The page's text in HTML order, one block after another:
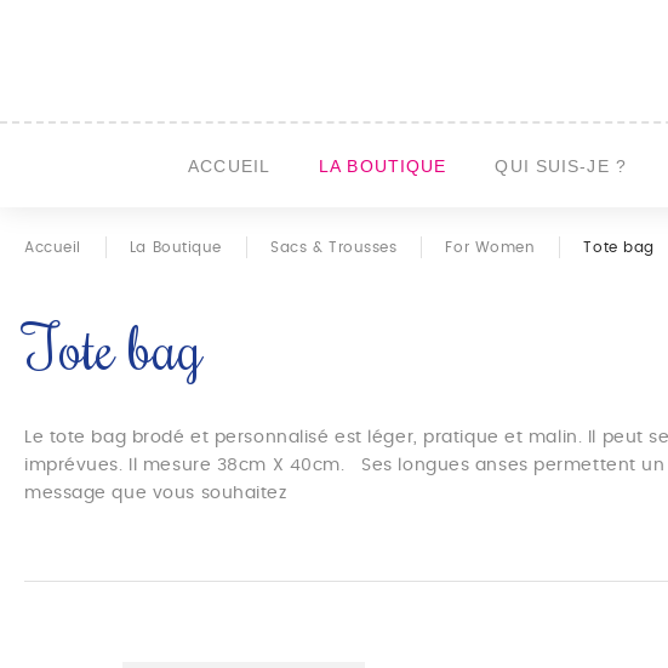
ACCUEIL LA BOUTIQUE QUI SUIS-JE ?
Accueil La Boutique Sacs & Trousses For Women Tote bag
Tote bag
Le tote bag brodé et personnalisé est léger, pratique et malin. Il peut
imprévues. Il mesure 38cm X 40cm. Ses longues anses permettent
message que vous souhaitez